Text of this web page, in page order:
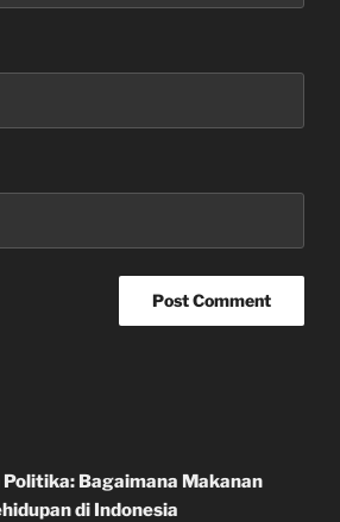
Politika: Bagaimana Makanan
di Indonesia